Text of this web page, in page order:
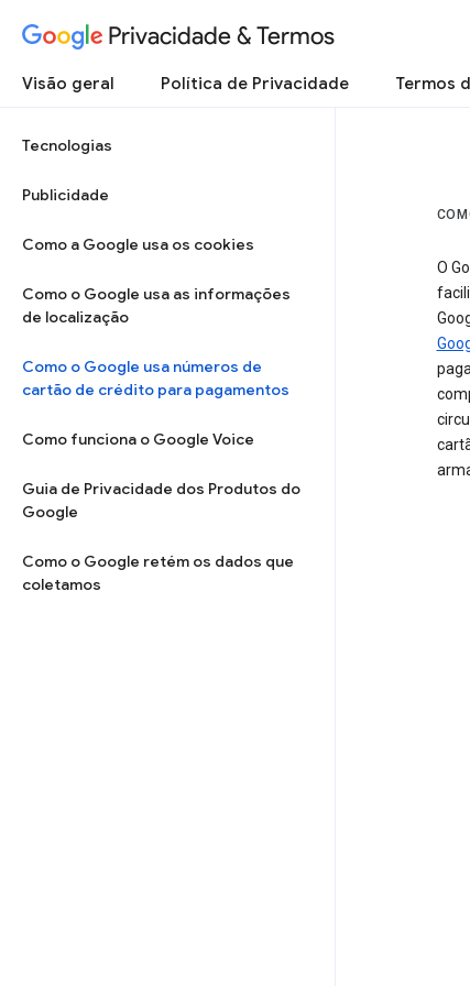
Privacidade & Termos
Visão geral Política de Privacidade Termos
Tecnologias
Publicidade
Como a Google usa os cookies
Como o Google usa as informações
de localização
Como o Google usa números de
cartão de crédito para pagamentos
Como funciona o Google Voice
Guia de Privacidade dos Produtos do
Google
Como o Google retém os dados que
coletamos
O